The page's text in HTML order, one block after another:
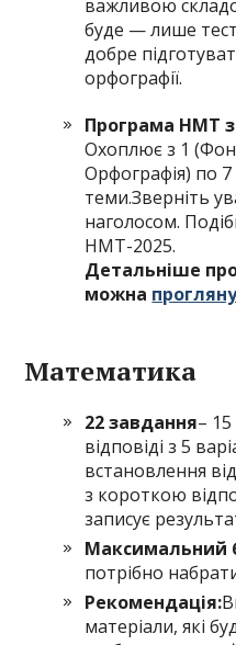
важливою
буде — лише
добре
орфографії.
Програма НМТ з
Охоплює з 1
Орфографія) по
теми.Зверніть
наголосом.
НМТ-2025.
Детальніше
можна
Математика
22 завдання– 15
відповіді з 5
встановлення
з короткою
записує
Максимальний
потрібно
Рекомендація:
матеріали, які